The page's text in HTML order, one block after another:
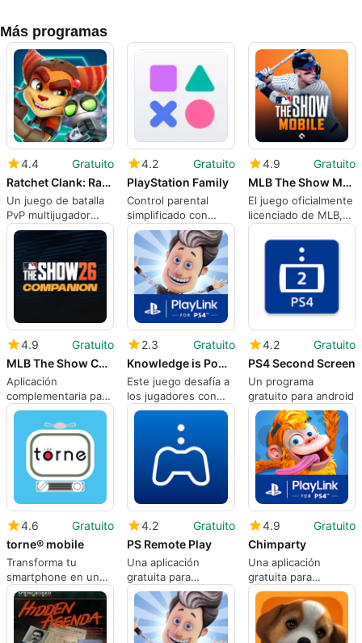
Más programas
4.4
Gratuito
Ratchet Clank: Ranger Rumble
Un juego de batalla
PvP multijugador
free-to-play
4.2
Gratuito
PlayStation Family
Control parental
simplificado con
PlayStation Family
4.9
Gratuito
MLB The Show Mobile Baseball
El juego oficialmente
licenciado de MLB,
MLBPI
4.9
Gratuito
MLB The Show Companion App
Aplicación
complementaria para
MLB The Show
2.3
Gratuito
Knowledge is Power
Este juego desafía a
los jugadores con
batallas de trivia
4.2
Gratuito
PS4 Second Screen
Un programa
gratuito para android
4.6
Gratuito
torne® mobile
Transforma tu
smartphone en un
televisor
4.2
Gratuito
PS Remote Play
Una aplicación
gratuita para
Android, desarrollada
por PlayStation
Mobile Inc..
4.9
Gratuito
Chimparty
Una aplicación
gratuita para
Android, de
PlayStation Mobile
Inc..